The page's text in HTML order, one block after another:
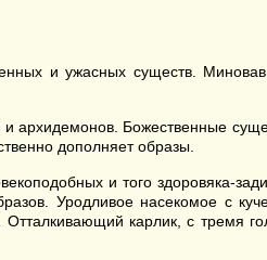
и ужасных существ.
Божественные
дополняет образы.
и того здоровяка-
Уродливое насекомое с
карлик, с тремя